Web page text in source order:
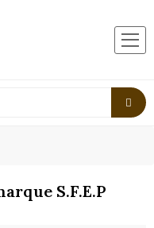
S.F.E.P